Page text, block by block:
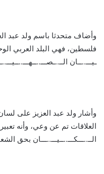
وأضاف متحدثا باسم ولد عبد
فلسطين، فهي البلد العربي
ـيـــ..ــان
وأشار ولد عبد العزيز على
العلاقات تم عن وعي، وأنه
الــ..ـــكـــ..ــيـــ..ـــان بحق